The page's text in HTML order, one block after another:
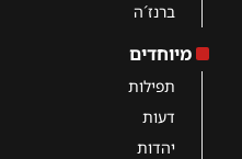
ברנז´ה
מיוחדים
תפילות
דעות
יהדות